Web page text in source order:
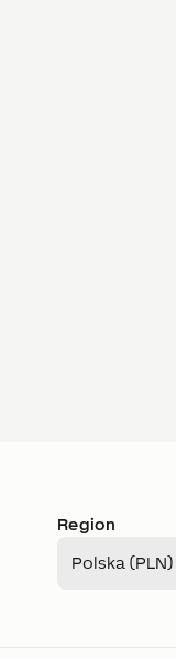
Region
Polska (PLN)